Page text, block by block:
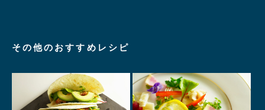
その他のおすすめレシピ